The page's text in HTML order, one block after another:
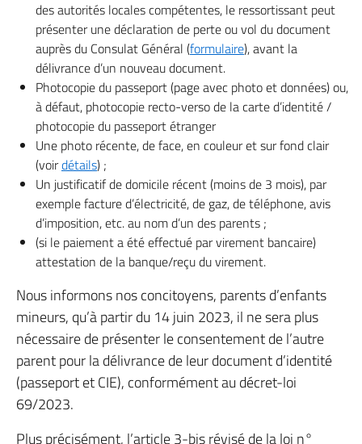
des autorités locales compétentes, le ressortissant peut
présenter une déclaration de perte ou vol du document
auprès du Consulat Général (formulaire), avant la
délivrance d’un nouveau document.
Photocopie du passeport (page avec photo et données) ou,
à défaut, photocopie recto-verso de la carte d’identité /
photocopie du passeport étranger
Une photo récente, de face, en couleur et sur fond clair
(voirdétails) ;
Un justificatif de domicile récent (moins de 3 mois), par
exemple facture d’électricité, de gaz, de téléphone, avis
d’imposition, etc. au nom d’un des parents ;
(si le paiement a été effectué par virement bancaire)
attestation de la banque/reçu du virement.
Nous informons nos concitoyens, parents d’enfants
mineurs, qu’à partir du 14 juin 2023, il ne sera plus
nécessaire de présenter le consentement de l’autre
parent pour la délivrance de leur document d’identité
(passeport et CIE), conformément au décret-loi
69/2023.
Plus précisément, l’article 3-bis révisé de la loi n°